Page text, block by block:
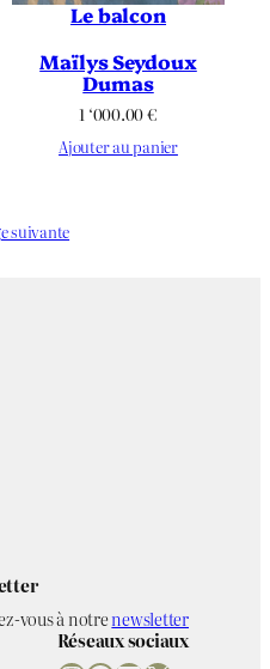
Le balcon
Maïlys Seydoux
Dumas
1 ‘000.00€
Ajouter au panier
suivante
vous à notrenewsletter
Réseaux sociaux